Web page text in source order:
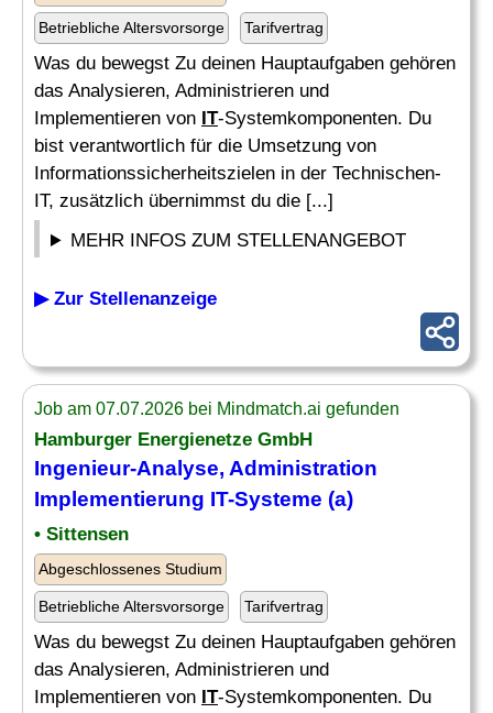
Betriebliche Altersvorsorge Tarifvertrag
Was du bewegst Zu deinen Hauptaufgaben gehören
das Analysieren, Administrieren und
Implementieren von IT-Systemkomponenten. Du
bist verantwortlich für die Umsetzung von
Informationssicherheitszielen in der Technischen-
IT, zusätzlich übernimmst du die [...]
MEHR INFOS ZUM STELLENANGEBOT
▶ Zur Stellenanzeige
Job am 07.07.2026 bei Mindmatch.ai gefunden
Hamburger Energienetze GmbH
Ingenieur-Analyse, Administration
Implementierung IT-Systeme (a)
• Sittensen
Abgeschlossenes Studium
Betriebliche Altersvorsorge Tarifvertrag
Was du bewegst Zu deinen Hauptaufgaben gehören
das Analysieren, Administrieren und
Implementieren von IT-Systemkomponenten. Du